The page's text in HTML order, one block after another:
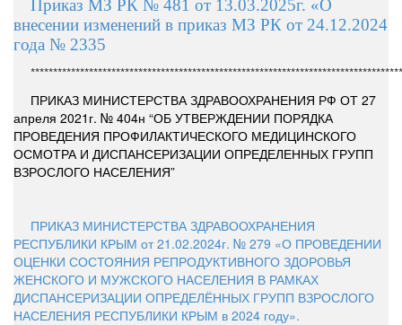
Приказ МЗ РК № 481 от 13.03.2025г. «О
внесении изменений в приказ МЗ РК от 24.12.2024
года № 2335
ПРИКАЗ МИНИСТЕРСТВА ЗДРАВООХРАНЕНИЯ РФ ОТ 27
апреля 2021г. № 404н “ОБ УТВЕРЖДЕНИИ ПОРЯДКА
ПРОВЕДЕНИЯ ПРОФИЛАКТИЧЕСКОГО МЕДИЦИНСКОГО
ОСМОТРА И ДИСПАНСЕРИЗАЦИИ ОПРЕДЕЛЕННЫХ ГРУПП
ВЗРОСЛОГО НАСЕЛЕНИЯ”
ПРИКАЗ МИНИСТЕРСТВА ЗДРАВООХРАНЕНИЯ
РЕСПУБЛИКИ КРЫМ от 21.02.2024г. № 279 «О ПРОВЕДЕНИИ
ОЦЕНКИ СОСТОЯНИЯ РЕПРОДУКТИВНОГО ЗДОРОВЬЯ
ЖЕНСКОГО И МУЖСКОГО НАСЕЛЕНИЯ В РАМКАХ
ДИСПАНСЕРИЗАЦИИ ОПРЕДЕЛЁННЫХ ГРУПП ВЗРОСЛОГО
НАСЕЛЕНИЯ РЕСПУБЛИКИ КРЫМ в 2024 году».